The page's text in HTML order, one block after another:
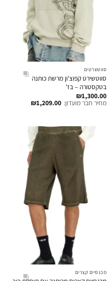
סווטשרטים
סווטשירט קפוצ'ון מרשת כותנה
בטקסטורה – בז'
₪1,300.00
מחיר חבר מועדון: ₪1,209.00
מכנסיים קצרים